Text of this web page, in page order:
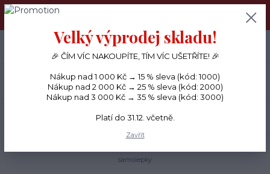
PŘÁNÍČKA a PAPÍROVÉ DÁRKY odesílám každý den, KREATIVNÍ
Menu
CZK
+420 734 380 930
(Po-Ne, 8-20 hod.)
samolepky
Velký výprodej skladu!
🎉 ČÍM VÍC NAKOUPÍTE, TÍM VÍC UŠETŘÍTE! 🎉
Nákup nad 1 000 Kč → 15 % sleva (kód: 1000)
Nákup nad 2 000 Kč → 25 % sleva (kód: 2000)
Nákup nad 3 000 Kč → 35 % sleva (kód: 3000)
Platí do 31.12. včetně.
Zavřít